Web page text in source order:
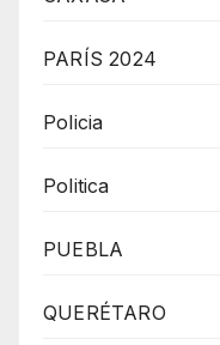
PARÍS 2024
Policia
Politica
PUEBLA
QUERÉTARO